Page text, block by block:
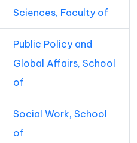
Sciences, Faculty of
Public Policy and
Global Affairs, School
of
Social Work, School
of